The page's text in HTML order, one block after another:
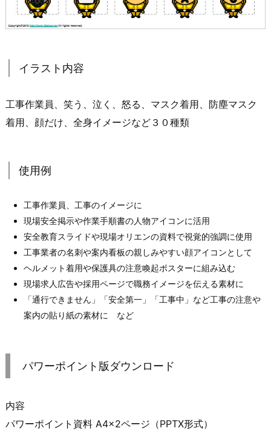
イラスト内容
工事作業員、笑う、泣く、怒る、マスク着用、防塵マスク
着用、顔だけ、全身イメージなど３０種類
使用例
工事作業員、工事のイメージに
現場安全掲示や作業手順書の人物アイコンに活用
安全教育スライドや現場オリエンの資料で視覚的強調に使用
工事業者の名刺や案内看板の親しみやすい顔アイコンとして
ヘルメット着用や保護具の注意喚起ポスターに組み込む
現場求人広告や採用ページで職務イメージを伝える素材に
「通行できません」「安全第一」「工事中」など工事の注意や
案内の貼り紙の素材に など
パワーポイント版ダウンロード
内容
パワーポイント資料 A4×2ページ（PPTX形式）